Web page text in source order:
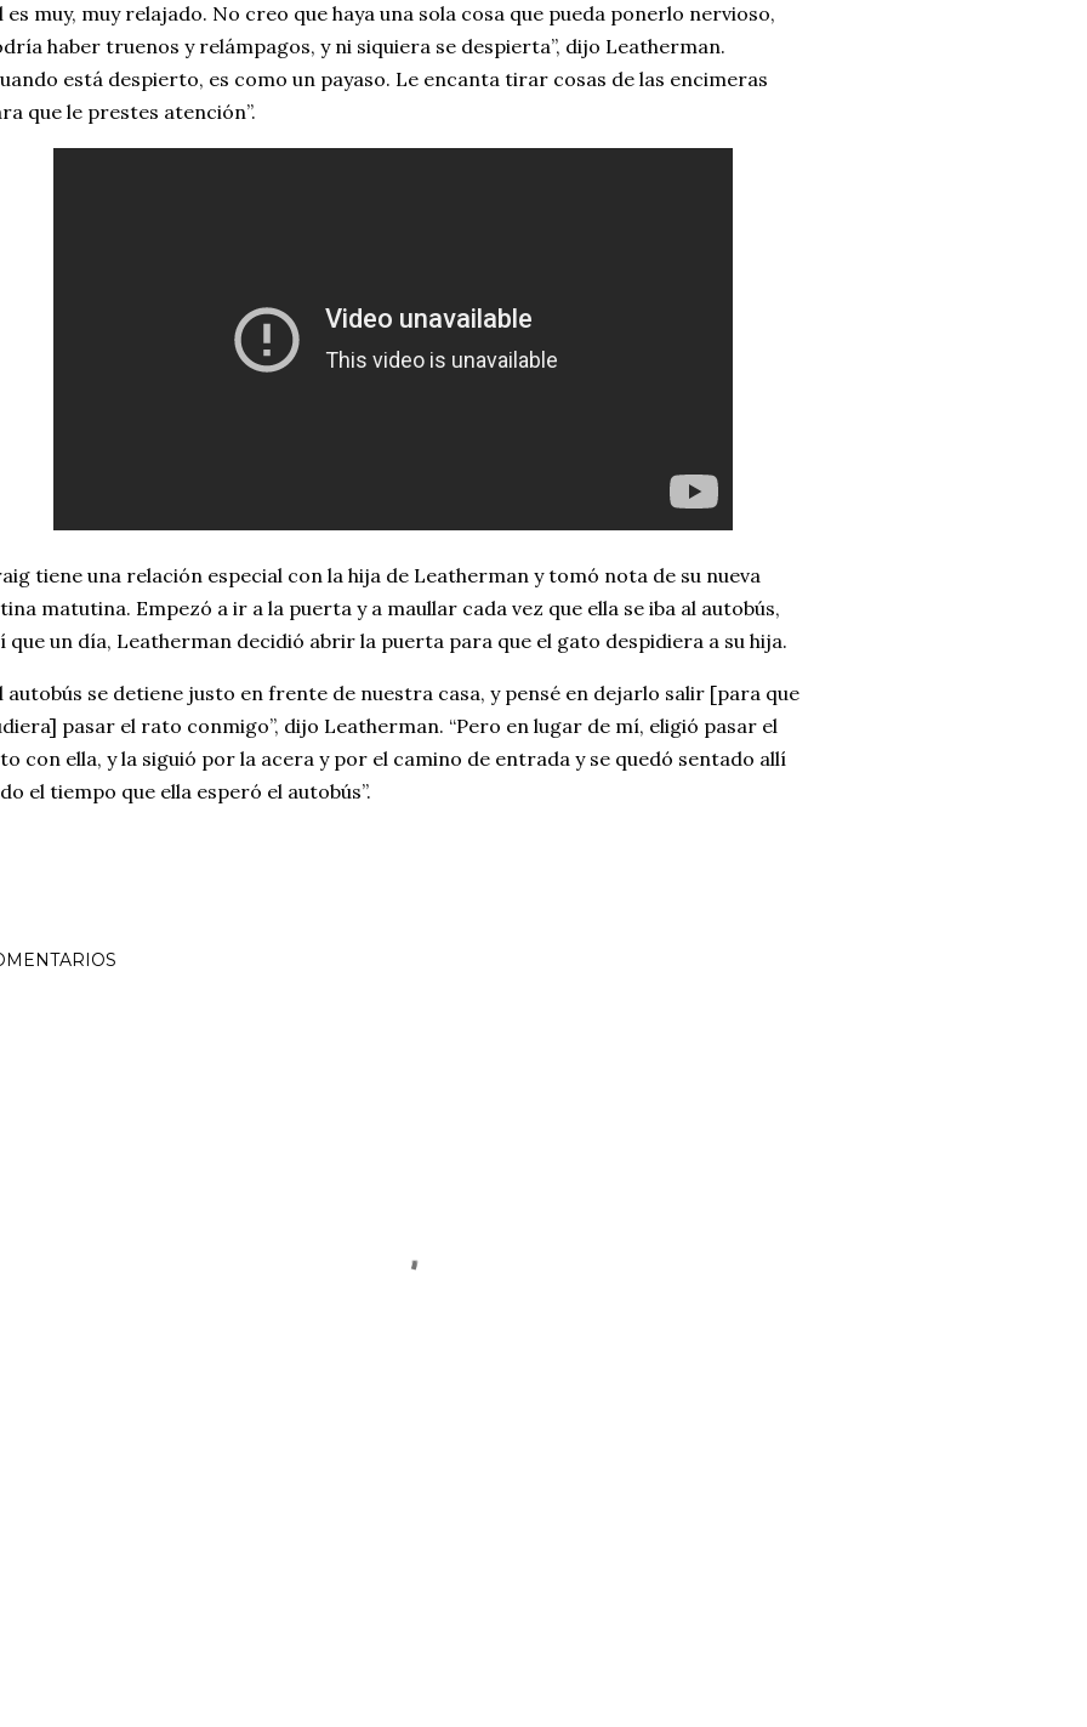
es muy, muy relajado. No creo que haya una sola cosa que pueda ponerlo nervioso,
haber truenos y relámpagos, y ni siquiera se despierta”, dijo Leatherman.
está despierto, es como un payaso. Le encanta tirar cosas de las encimeras
que le prestes atención”.
tiene una relación especial con la hija de Leatherman y tomó nota de su nueva
matutina. Empezó a ir a la puerta y a maullar cada vez que ella se iba al autobús,
que un día, Leatherman decidió abrir la puerta para que el gato despidiera a su hija.
autobús se detiene justo en frente de nuestra casa, y pensé en dejarlo salir [para que
pasar el rato conmigo”, dijo Leatherman. “Pero en lugar de mí, eligió pasar el
con ella, y la siguió por la acera y por el camino de entrada y se quedó sentado allí
el tiempo que ella esperó el autobús”.